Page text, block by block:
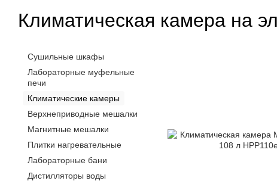
Климатическая камера на
Сушильные шкафы
Лабораторные муфельные
печи
Климатические камеры
Верхнеприводные мешалки
Магнитные мешалки
Плитки нагревательные
Лабораторные бани
Дистилляторы воды